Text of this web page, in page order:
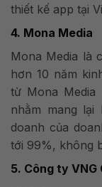
thiết kế app tại
4. Mona Media
Mona Media là
hơn 10 năm
từ Mona
nhằm mang
doanh của
tới 99%, không
5. Công ty VNG